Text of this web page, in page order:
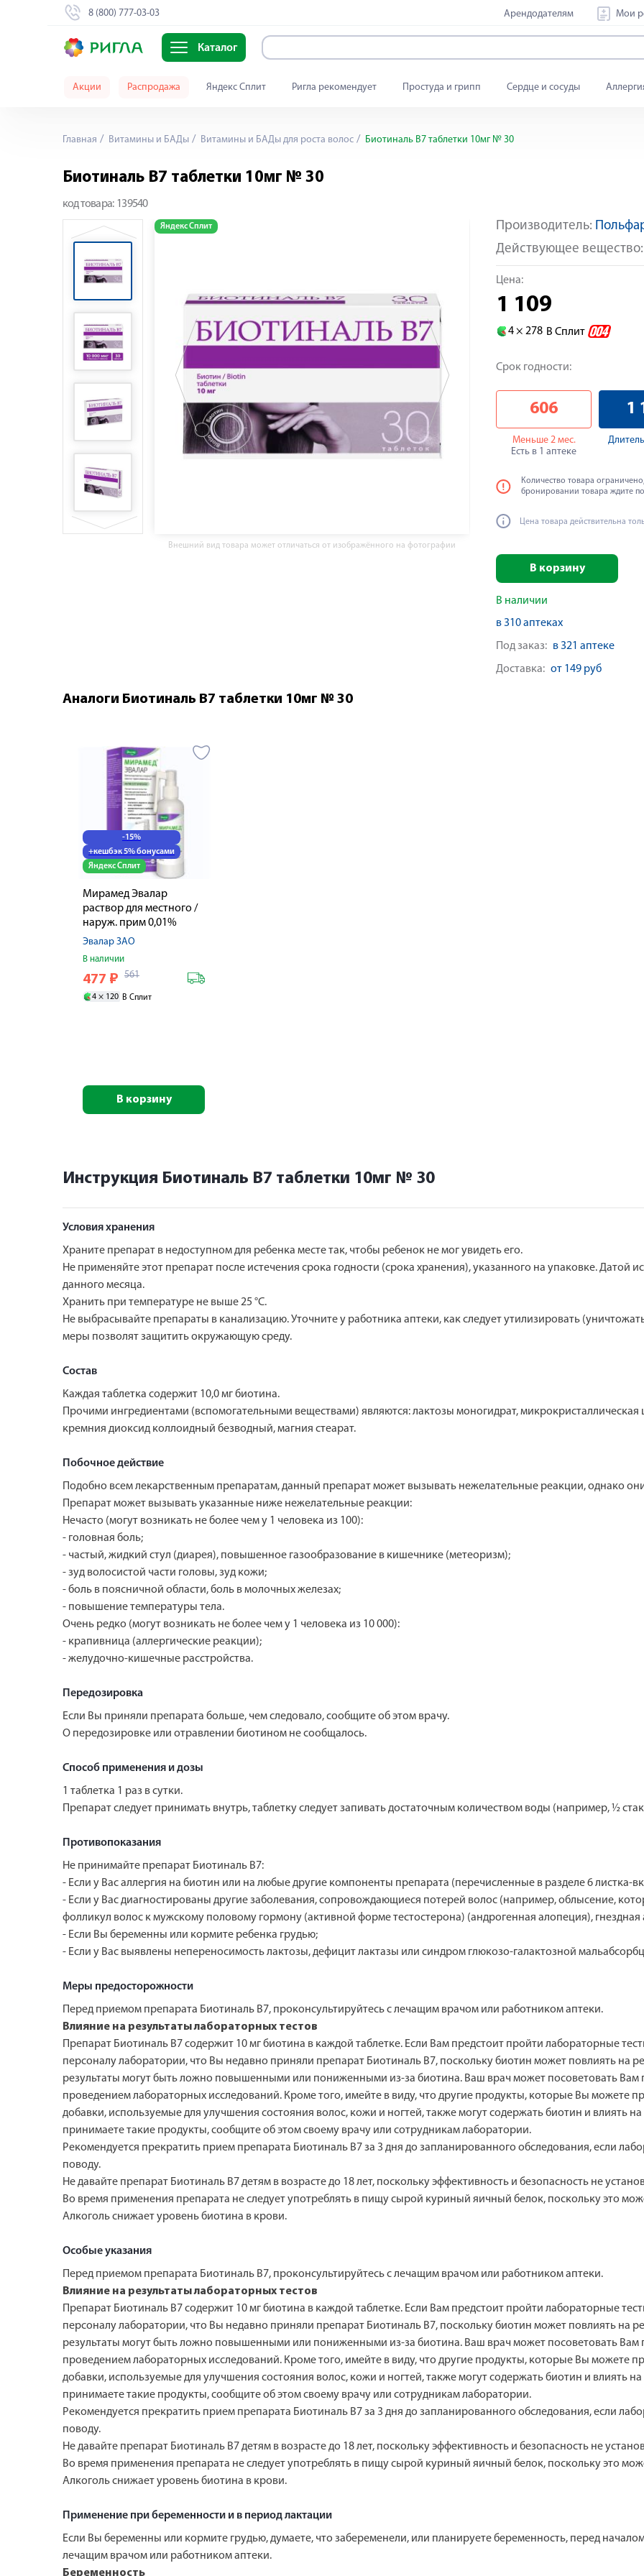
8 (800) 777-03-03 Арендодателям Мои
Каталог
Акции Распродажа Яндекс Сплит Ригла рекомендует Простуда и грипп Сердце и сосуды
Главная Витамины и БАДы Витамины и БАДы для роста волос Биотиналь В7 таблетки 10мг № 30
Биотиналь В7 таблетки 10мг № 30
код товара: 139540
Яндекс Сплит Яндекс Сплит
Внешний вид товара может отличаться от изображённого на фотографии
Производитель:
Действующее вещество:
Цена:
1 109
4 × 278 В Сплит
Срок годности:
606
Меньше 2 мес.
Есть в 1 аптеке
1
Количество товара
бронировании товара ждите
Цена товара действительна
В корзину
В наличии
в 310 аптеках
Под заказ: в 321 аптеке
Доставка: от 149 руб
Аналоги Биотиналь В7 таблетки 10мг № 30
-15%
+кешбэк 5% бонусами
Яндекс Сплит
Мирамед Эвалар
раствор для местного /
наруж. прим 0,01%
150мл / насадка
Эвалар ЗАО
В наличии
477 ₽ 561
4 × 120 В Сплит
В корзину
Инструкция Биотиналь В7 таблетки 10мг № 30
Условия хранения
Храните препарат в недоступном для ребенка месте так, чтобы ребенок не мог увидеть его.
Не применяйте этот препарат после истечения срока годности (срока хранения), указанного на упаковке. Датой
данного месяца.
Хранить при температуре не выше 25 °C.
Не выбрасывайте препараты в канализацию. Уточните у работника аптеки, как следует утилизировать
меры позволят защитить окружающую среду.
Состав
Каждая таблетка содержит 10,0 мг биотина.
Прочими ингредиентами (вспомогательными веществами) являются: лактозы моногидрат,
кремния диоксид коллоидный безводный, магния стеарат.
Побочное действие
Подобно всем лекарственным препаратам, данный препарат может вызывать нежелательные реакции, однако
Препарат может вызывать указанные ниже нежелательные реакции:
Нечасто (могут возникать не более чем у 1 человека из 100):
- головная боль;
- частый, жидкий стул (диарея), повышенное газообразование в кишечнике (метеоризм);
- зуд волосистой части головы, зуд кожи;
- боль в поясничной области, боль в молочных железах;
- повышение температуры тела.
Очень редко (могут возникать не более чем у 1 человека из 10 000):
- крапивница (аллергические реакции);
- желудочно-кишечные расстройства.
Передозировка
Если Вы приняли препарата больше, чем следовало, сообщите об этом врачу.
О передозировке или отравлении биотином не сообщалось.
Способ применения и дозы
1 таблетка 1 раз в сутки.
Препарат следует принимать внутрь, таблетку следует запивать достаточным количеством воды (например, ½
Противопоказания
Не принимайте препарат Биотиналь В7:
- Если у Вас аллергия на биотин или на любые другие компоненты препарата (перечисленные в разделе 6 листка-
- Если у Вас диагностированы другие заболевания, сопровождающиеся потерей волос (например, облысение,
фолликул волос к мужскому половому гормону (активной форме тестостерона) (андрогенная алопеция),
- Если Вы беременны или кормите ребенка грудью;
- Если у Вас выявлены непереносимость лактозы, дефицит лактазы или синдром глюкозо-галактозной
Меры предосторожности
Перед приемом препарата Биотиналь В7, проконсультируйтесь с лечащим врачом или работником аптеки.
Влияние на результаты лабораторных тестов
Препарат Биотиналь В7 содержит 10 мг биотина в каждой таблетке. Если Вам предстоит пройти лабораторные
персоналу лаборатории, что Вы недавно приняли препарат Биотиналь В7, поскольку биотин может повлиять на
результаты могут быть ложно повышенными или пониженными из-за биотина. Ваш врач может посоветовать Вам
проведением лабораторных исследований. Кроме того, имейте в виду, что другие продукты, которые Вы можете
добавки, используемые для улучшения состояния волос, кожи и ногтей, также могут содержать биотин и влиять
принимаете такие продукты, сообщите об этом своему врачу или сотрудникам лаборатории.
Рекомендуется прекратить прием препарата Биотиналь В7 за 3 дня до запланированного обследования, если
поводу.
Не давайте препарат Биотиналь В7 детям в возрасте до 18 лет, поскольку эффективность и безопасность не
Во время применения препарата не следует употреблять в пищу сырой куриный яичный белок, поскольку это
Алкоголь снижает уровень биотина в крови.
Особые указания
Перед приемом препарата Биотиналь В7, проконсультируйтесь с лечащим врачом или работником аптеки.
Влияние на результаты лабораторных тестов
Препарат Биотиналь В7 содержит 10 мг биотина в каждой таблетке. Если Вам предстоит пройти лабораторные
персоналу лаборатории, что Вы недавно приняли препарат Биотиналь В7, поскольку биотин может повлиять на
результаты могут быть ложно повышенными или пониженными из-за биотина. Ваш врач может посоветовать Вам
проведением лабораторных исследований. Кроме того, имейте в виду, что другие продукты, которые Вы можете
добавки, используемые для улучшения состояния волос, кожи и ногтей, также могут содержать биотин и влиять
принимаете такие продукты, сообщите об этом своему врачу или сотрудникам лаборатории.
Рекомендуется прекратить прием препарата Биотиналь В7 за 3 дня до запланированного обследования, если
поводу.
Не давайте препарат Биотиналь В7 детям в возрасте до 18 лет, поскольку эффективность и безопасность не
Во время применения препарата не следует употреблять в пищу сырой куриный яичный белок, поскольку это
Алкоголь снижает уровень биотина в крови.
Применение при беременности и в период лактации
Если Вы беременны или кормите грудью, думаете, что забеременели, или планируете беременность, перед
лечащим врачом или работником аптеки.
Беременность